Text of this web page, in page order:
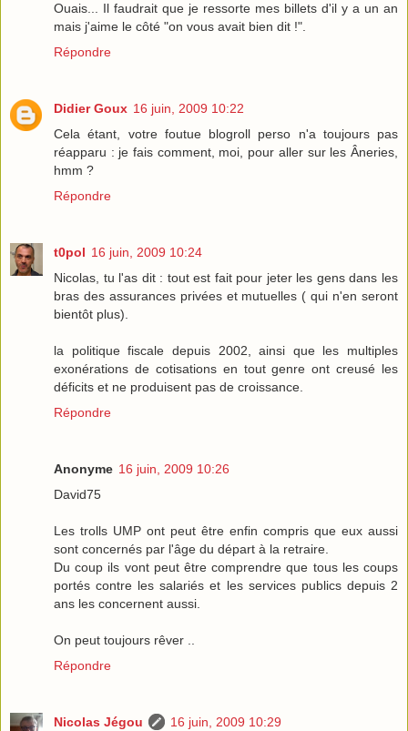
Ouais... Il faudrait que je ressorte mes billets d'il y a un an
mais j'aime le côté "on vous avait bien dit !".
Répondre
Didier Goux 16 juin, 2009 10:22
Cela étant, votre foutue blogroll perso n'a toujours pas
réapparu : je fais comment, moi, pour aller sur les Âneries,
hmm ?
Répondre
t0pol 16 juin, 2009 10:24
Nicolas, tu l'as dit : tout est fait pour jeter les gens dans les
bras des assurances privées et mutuelles ( qui n'en seront
bientôt plus).
la politique fiscale depuis 2002, ainsi que les multiples
exonérations de cotisations en tout genre ont creusé les
déficits et ne produisent pas de croissance.
Répondre
Anonyme 16 juin, 2009 10:26
David75
Les trolls UMP ont peut être enfin compris que eux aussi
sont concernés par l'âge du départ à la retraire.
Du coup ils vont peut être comprendre que tous les coups
portés contre les salariés et les services publics depuis 2
ans les concernent aussi.
On peut toujours rêver ..
Répondre
Nicolas Jégou
16 juin, 2009 10:29